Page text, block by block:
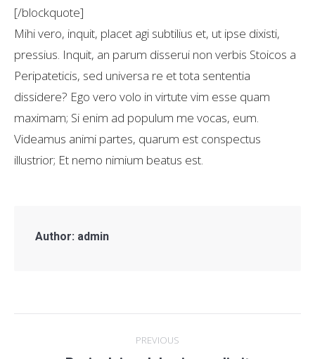
[/blockquote]
Mihi vero, inquit, placet agi subtilius et, ut ipse dixisti,
pressius. Inquit, an parum disserui non verbis Stoicos a
Peripateticis, sed universa re et tota sententia
dissidere? Ego vero volo in virtute vim esse quam
maximam; Si enim ad populum me vocas, eum.
Videamus animi partes, quarum est conspectus
illustrior; Et nemo nimium beatus est.
Author: admin
PREVIOUS